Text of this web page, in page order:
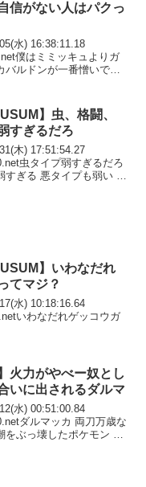
信がない人はパクっ
水) 16:38:11.18
僕はミミッキュよりガ
バルドンが一番憎いです
】虫、格闘、
すぎるだろ
木) 17:51:54.27
虫タイプ弱すぎるだろ
すぎる 悪タイプも弱い 悪
USUM】いわなだれ
てマジ？
水) 10:18:16.64
いわなだれゲッコウガ
火力がやべー奴とし
いに出されるダルマ
水) 00:51:00.84
ダルマッカ 両刀万歳な
をぶっ壊したポケモン 特